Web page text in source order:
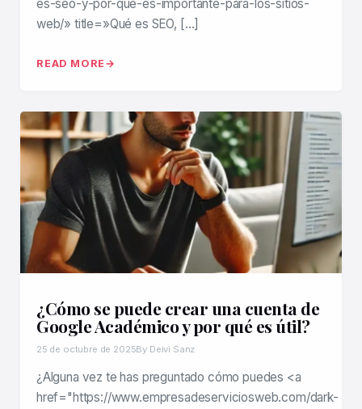
es-seo-y-por-que-es-importante-para-los-sitios-
web/» title=»Qué es SEO, […]
READ MORE
¿Cómo se puede crear una cuenta de
Google Académico y por qué es útil?
25 de octubre de 2025By Deivi Sanz
¿Alguna vez te has preguntado cómo puedes <a
href="https://www.empresadeserviciosweb.com/dark-